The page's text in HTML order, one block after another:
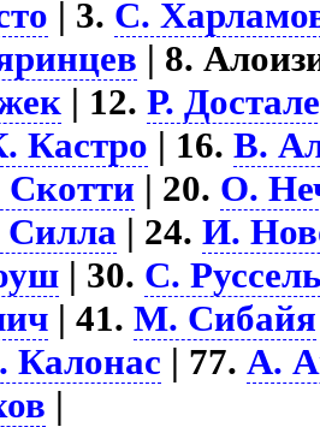
| 3. С.
| 8.
| 12.Р.
Кастро | 16.В.
| 20. О.
Силла | 24.И.
| 30. С.
| 41.М. Сибайя
| 77.А.
|